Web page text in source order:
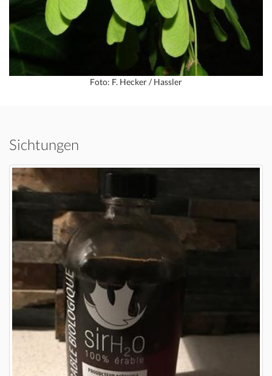
Foto: F. Hecker / Hassler
Sichtungen